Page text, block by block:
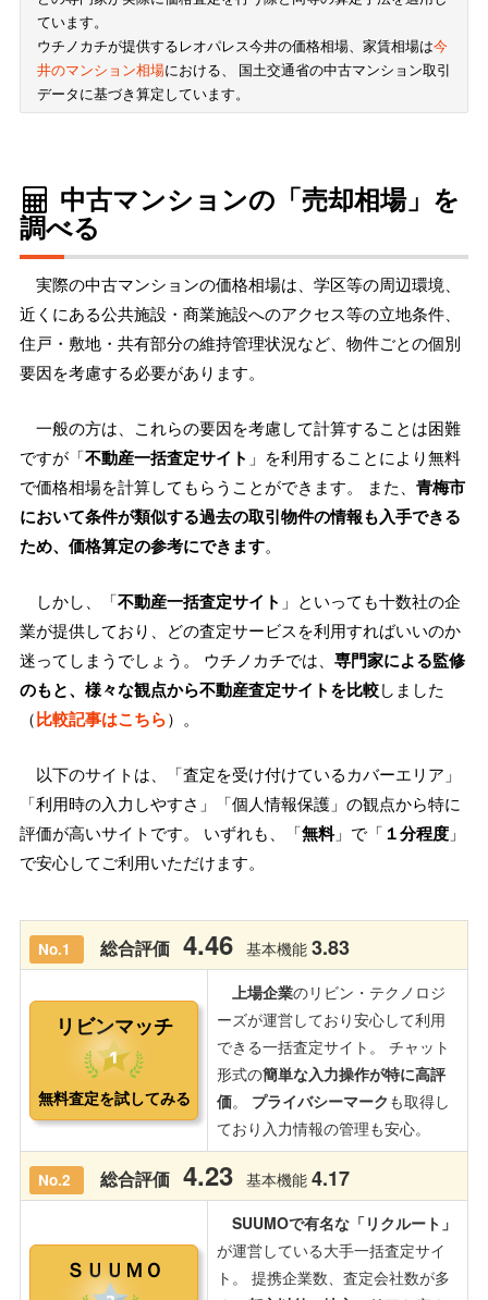
ています。
ウチノカチが提供するレオパレス今井の価格相場、家賃相場は今
井のマンション相場における、 国土交通省の中古マンション取引
データに基づき算定しています。
中古マンションの「売却相場」を
調べる
実際の中古マンションの価格相場は、学区等の周辺環境、
近くにある公共施設・商業施設へのアクセス等の立地条件、
住戸・敷地・共有部分の維持管理状況など、物件ごとの個別
要因を考慮する必要があります。
一般の方は、これらの要因を考慮して計算することは困難
ですが「不動産一括査定サイト 」を利用することにより無料
で価格相場を計算してもらうことができます。 また、 青梅市
において条件が類似する過去の取引物件の情報も入手できる
ため、価格算定の参考にできます。
しかし、「不動産一括査定サイト 」といっても十数社の企
業が提供しており、どの査定サービスを利用すればいいのか
迷ってしまうでしょう。 ウチノカチでは、 専門家による監修
のもと、様々な観点から不動産査定サイトを比較しました
（比較記事はこちら）。
以下のサイトは、「査定を受け付けているカバーエリア」
「利用時の入力しやすさ」「個人情報保護」の観点から特に
評価が高いサイトです。 いずれも、「無料」で「 １分程度 」
で安心してご利用いただけます。